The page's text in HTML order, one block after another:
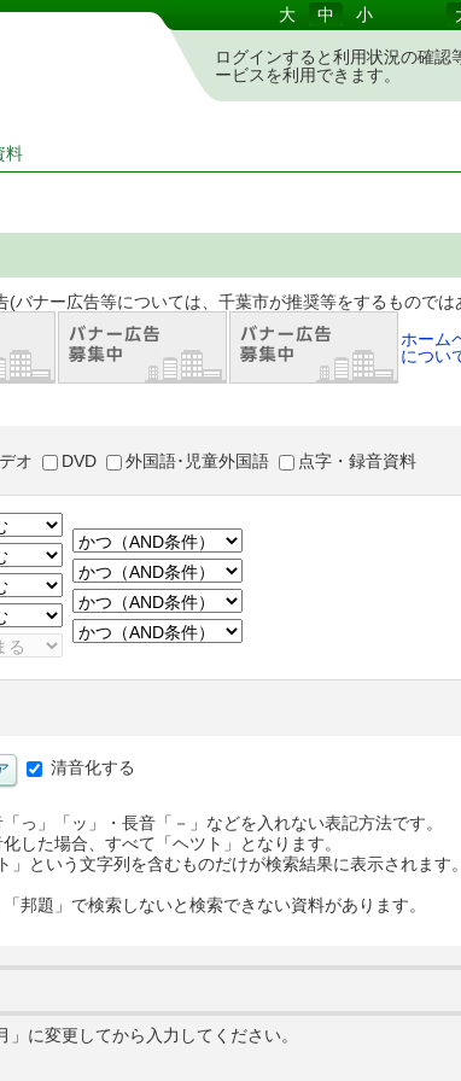
大 中 小
ログインすると利用状況の確認
ービスを利用できます。
料
は、千葉市が推奨等をするものではあり
ホーム
につい
オ DVD 外国語･児童外国語 点字・録音資料
清音化する
っ」「ッ」・長音「－」などを入れない表記方法です。
した場合、すべて「ヘツト」となります。
という文字列を含むものだけが検索結果に表示されます。
邦題」で検索しないと検索できない資料があります。
に変更してから入力してください。